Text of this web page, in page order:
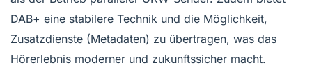
DAB+ eine stabilere Technik und die Möglichkeit,
Zusatzdienste (Metadaten) zu übertragen, was das
Hörerlebnis moderner und zukunftssicher macht.